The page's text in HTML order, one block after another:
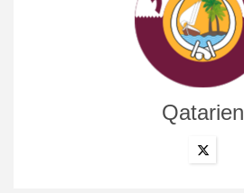
Qatarien